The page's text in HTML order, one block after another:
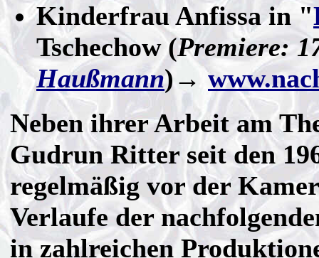
Kinderfrau Anfissa in "
Tschechow (Premiere:
Haußmann)→
Neben ihrer Arbeit am
Gudrun Ritter seit den
regelmäßig vor der
Verlaufe der
in zahlreichen